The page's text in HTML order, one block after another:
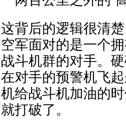
这背后的逻辑很清
空军面对的是一个
战斗机群的对手。
在对手的预警机飞
机给战斗机加油的
就打破了。